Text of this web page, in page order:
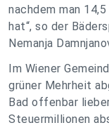
nachdem man
hat“, so der
Nemanja
Im Wiener
grüner Mehrheit
Bad offenbar
Steuermillionen